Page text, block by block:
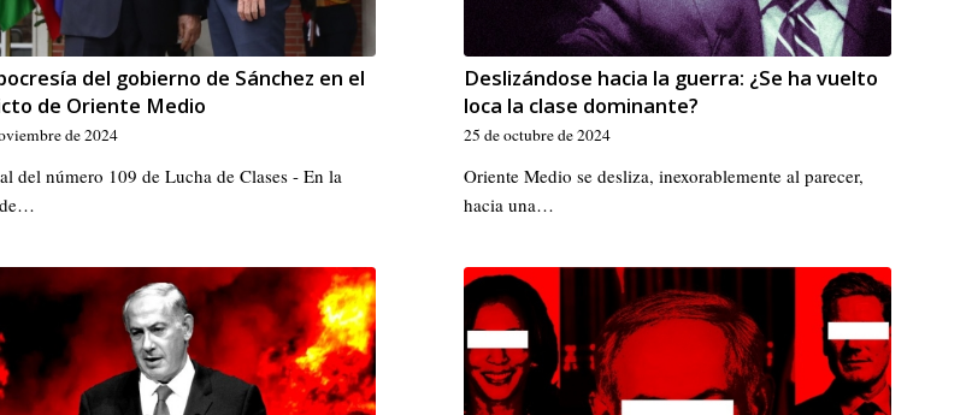
del gobierno de Sánchez en el
de Oriente Medio
de 2024
del número 109 de Lucha de Clases - En la
Deslizándose hacia la guerra: ¿Se ha vuelto
loca la clase dominante?
25 de octubre de 2024
Oriente Medio se desliza, inexorablemente al parecer,
hacia una…